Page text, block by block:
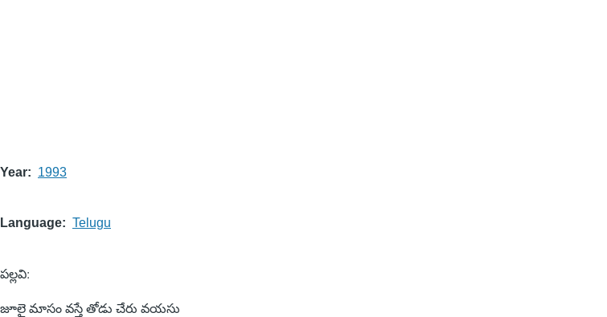
Year 1993
Language Telugu
పల్లవి:
జూలై మాసం వస్తే తోడు చేరు వయసు